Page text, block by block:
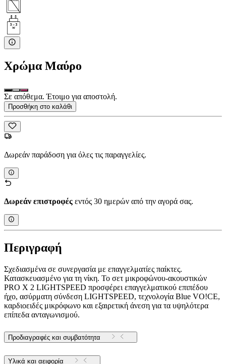
Χρώμα Μαύρο
Σε απόθεμα. Έτοιμο για αποστολή.
Προσθήκη στο καλάθι
Δωρεάν παράδοση για όλες τις παραγγελίες.
Δωρεάν επιστροφές εντός 30 ημερών από την αγορά σας.
Περιγραφή
Σχεδιασμένα σε συνεργασία με επαγγελματίες παίκτες.
Κατασκευασμένο για τη νίκη. Το σετ μικροφώνου-ακουστικών
PRO X 2 LIGHTSPEED προσφέρει επαγγελματικού επιπέδου
ήχο, ασύρματη σύνδεση LIGHTSPEED, τεχνολογία Blue VO!CE,
καρδιοειδές μικρόφωνο και εξαιρετική άνεση για τα υψηλότερα
επίπεδα ανταγωνισμού.
Προδιαγραφές και συμβατότητα
Υλικά και αειφορία